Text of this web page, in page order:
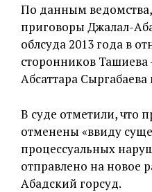
По данным
приговоры Джалал-
облсуда 2013 года в
сторонников
Абсаттара
В суде отметили, что
отменены «ввиду
процессуальных
отправлено на новое
Абадский горсуд.